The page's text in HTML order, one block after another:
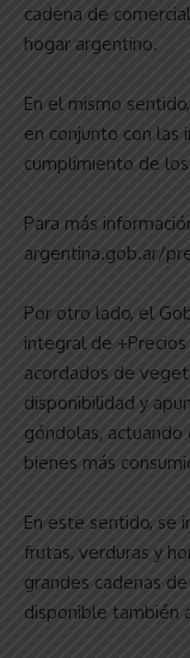
cadena de
hogar argentino.
En el mismo
en conjunto con las
cumplimiento de
Para más
argentina.gob.ar/
Por otro lado, el
integral de
acordados de
disponibilidad y
góndolas,
bienes más
En este sentido, se
frutas, verduras y
grandes cadenas
disponible también